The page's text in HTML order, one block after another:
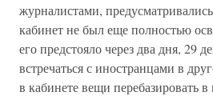
журналистами,
кабинет не был еще полностью
его предстояло через два дня, 29
встречаться с иностранцами в
в кабинете вещи перебазировать